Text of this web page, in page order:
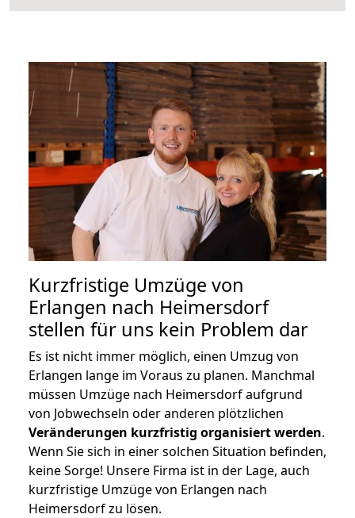
Kurzfristige Umzüge von
Erlangen nach Heimersdorf
stellen für uns kein Problem dar
Es ist nicht immer möglich, einen Umzug von
Erlangen lange im Voraus zu planen. Manchmal
müssen Umzüge nach Heimersdorf aufgrund
von Jobwechseln oder anderen plötzlichen
Veränderungen kurzfristig organisiert werden.
Wenn Sie sich in einer solchen Situation befinden,
keine Sorge! Unsere Firma ist in der Lage, auch
kurzfristige Umzüge von Erlangen nach
Heimersdorf zu lösen.